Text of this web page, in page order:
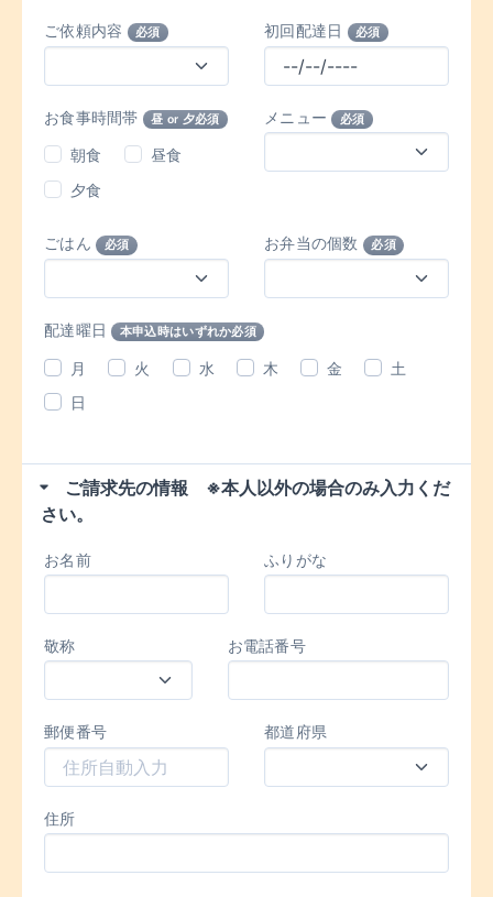
ご依頼内容 必須 初回配達日 必須
お食事時間帯 昼 or 夕必須
朝食
昼食
夕食
メニュー 必須
ごはん 必須 お弁当の個数 必須
配達曜日 本申込時はいずれか必須
月 火 水 木 金
土
日
ご請求先の情報 ※本人以外の場合のみ入力くだ
さい。
お名前 ふりがな
敬称 お電話番号
郵便番号 都道府県
住所